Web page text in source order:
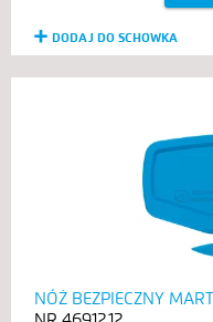
DODAJ DO SCHOWKA
NÓŻ BEZPIECZNY